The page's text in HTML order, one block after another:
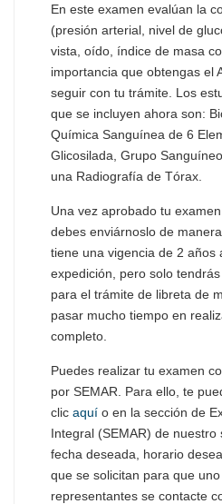
En este examen evalúan la
(presión arterial, nivel de
vista, oído, índice de masa
importancia que obtengas el
seguir con tu trámite. Los
que se incluyen ahora son:
Química Sanguínea de 6
Glicosilada, Grupo
una Radiografía de Tórax.
Una vez aprobado tu
debes enviárnoslo de
tiene una vigencia de 2 años
expedición, pero solo
para el trámite de libreta de
pasar mucho tiempo en
completo.
Puedes realizar tu examen
por SEMAR. Para ello, te
clic aquí o en la sección de
Integral (SEMAR) de nuestro
fecha deseada, horario
que se solicitan para que
representantes se contacte